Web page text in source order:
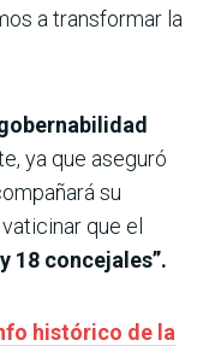
a transformar la
ya que aseguró
su
que el
18 concejales”.
histórico de la